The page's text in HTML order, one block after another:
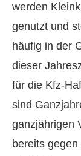
werden
genutzt und
häufig in der
dieser
für die Kfz-
sind
ganzjährigen
bereits